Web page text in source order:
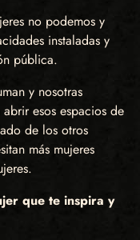
no podemos y
instaladas y
pública.
y nosotras
esos espacios de
de los otros
más mujeres
que te inspira y